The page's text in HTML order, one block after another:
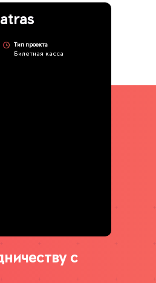
Тип проекта
Билетная касса
с